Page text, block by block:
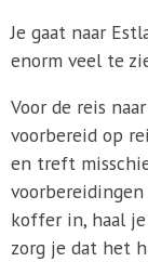
Je gaat naar
enorm veel te
Voor de reis
voorbereid op
en treft
koffer in, haal
zorg je dat het